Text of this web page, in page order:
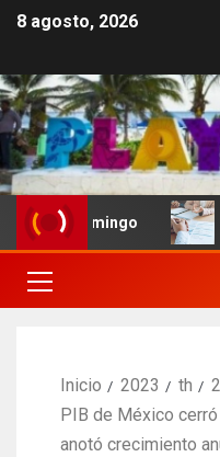
8 agosto, 2026
Buscan
Inicio 2023 th
PIB de México
anotó crecimiento